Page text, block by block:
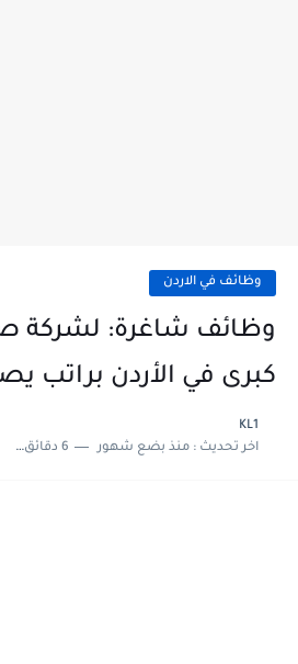
وظائف في الاردن
وظائف شاغرة: لشركة
كبرى في الأردن براتب يصل إلى
KL1
اخر تحديث :منذ بضع شهور 6 دقائق للقراءة